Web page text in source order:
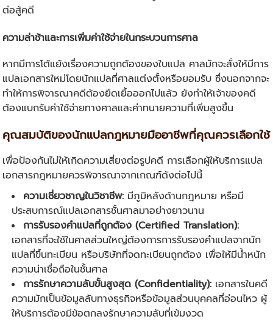
ต่อสู้คดี
ความล่าช้าและการเพิ่มค่าใช้จ่ายในกระบวนการศาล
หากมีการโต้แย้งเรื่องความถูกต้องของใบแปล ศาลมักจะสั่งให้มีการ
แปลเอกสารใหม่โดยนักแปลที่ศาลแต่งตั้งหรือยอมรับ ซึ่งนอกจากจะ
ทำให้การพิจารณาคดีต้องยืดเยื้อออกไปแล้ว ยังทำให้เจ้าของคดี
ต้องแบกรับค่าใช้จ่ายทางศาลและค่าทนายความที่เพิ่มสูงขึ้น
คุณสมบัติของนักแปลกฎหมายมืออาชีพที่คุณควรเลือกใช้
เพื่อป้องกันไม่ให้เกิดความเสี่ยงต่อรูปคดี การเลือกผู้ให้บริการแปล
เอกสารกฎหมายควรพิจารณาจากเกณฑ์ดังต่อไปนี้
ความเชี่ยวชาญในวิชาชีพ: มีภูมิหลังด้านกฎหมาย หรือมี
ประสบการณ์แปลเอกสารชั้นศาลมาอย่างยาวนาน
การรับรองคำแปลที่ถูกต้อง (Certified Translation):
เอกสารที่จะใช้ในศาลส่วนใหญ่ต้องการการรับรองคำแปลจากนัก
แปลที่ขึ้นทะเบียน หรือบริษัทที่จดทะเบียนถูกต้อง เพื่อให้มีน้ำหนัก
ความน่าเชื่อถือในชั้นศาล
การรักษาความลับขั้นสูงสุด (Confidentiality): เอกสารในคดี
ความมักเป็นข้อมูลลับทางธุรกิจหรือข้อมูลส่วนบุคคลที่อ่อนไหว ผู้
ให้บริการต้องมีข้อตกลงรักษาความลับที่เข้มงวด